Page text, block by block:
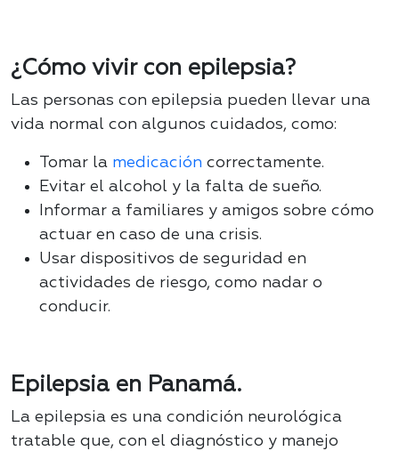
¿Cómo vivir con epilepsia?
Las personas con epilepsia pueden llevar una
vida normal con algunos cuidados, como:
Tomar la medicación correctamente.
Evitar el alcohol y la falta de sueño.
Informar a familiares y amigos sobre cómo
actuar en caso de una crisis.
Usar dispositivos de seguridad en
actividades de riesgo, como nadar o
conducir.
Epilepsia en Panamá.
La epilepsia es una condición neurológica
tratable que, con el diagnóstico y manejo